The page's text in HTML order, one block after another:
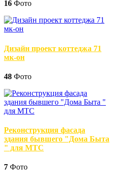
16 Фото
Дизайн проект коттеджа 71
мк-он
48 Фото
Реконструкция фасада
здания бывшего "Дома Быта
" для МТС
7 Фото